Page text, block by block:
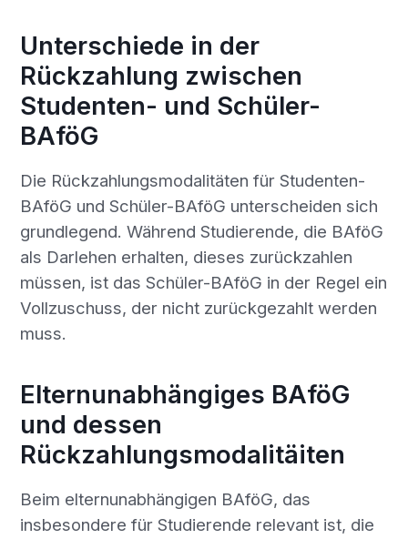
Unterschiede in der
Rückzahlung zwischen
Studenten- und Schüler-
BAföG
Die Rückzahlungsmodalitäten für Studenten-
BAföG und Schüler-BAföG unterscheiden sich
grundlegend. Während Studierende, die BAföG
als Darlehen erhalten, dieses zurückzahlen
müssen, ist das Schüler-BAföG in der Regel ein
Vollzuschuss, der nicht zurückgezahlt werden
muss.
Elternunabhängiges BAföG
und dessen
Rückzahlungsmodalitäiten
Beim elternunabhängigen BAföG, das
insbesondere für Studierende relevant ist, die